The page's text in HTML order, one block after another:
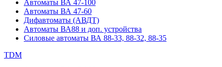
Автоматы ВА 47-100
Автоматы ВА 47-60
Дифавтоматы (АВДТ)
Автоматы ВА88 и доп. устройства
Силовые автоматы ВА 88-33, 88-32, 88-35
TDM